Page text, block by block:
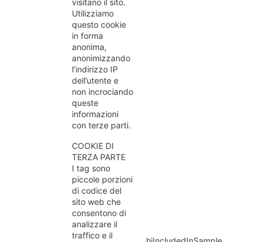
visitano il sito.
Utilizziamo
questo cookie
in forma
anonima,
anonimizzando
l’indirizzo IP
dell’utente e
non incrociando
queste
informazioni
con terze parti.
COOKIE DI
TERZA PARTE
I tag sono
piccole porzioni
di codice del
sito web che
consentono di
analizzare il
traffico e il